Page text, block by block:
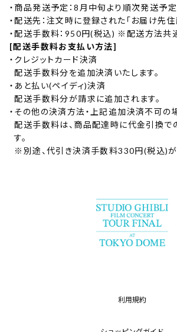
・ 商品発送予定：8月中旬より順次発送予定
・配送先：注文時に登録された「お届け先住
・配送手数料：950円(税込) ※配送方法共
[配送手数料お支払い方法]
・ クレジットカード決済
配送手数料分を追加決済いたします。
・ あと払い(ペイディ)決済
配送手数料分が請求に追加されます。
・ その他の決済方法・上記追加決済不可の
配送手数料は、商品配達時に代金引換で
す。
※別途、代引き決済手数料330円(税込)が
利用規約